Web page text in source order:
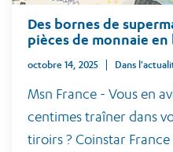
Des bornes de
pièces de monnaie
octobre 14, 2025 Dans
Msn France - Vous en
centimes traîner dans
tiroirs ? Coinstar